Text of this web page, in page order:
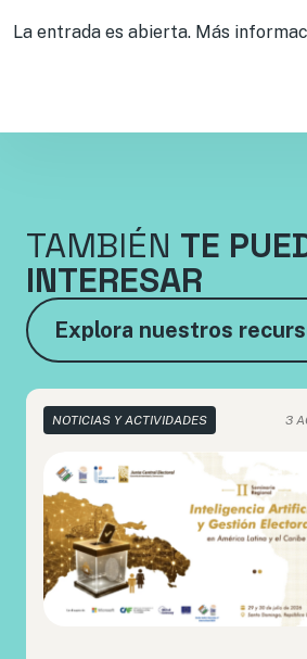
La entrada es abierta. Más
TAMBIÉN TE
INTERESAR
Explora nuestros
NOTICIAS Y ACTIVIDADES 3